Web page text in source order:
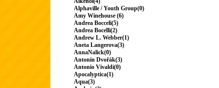
Alphaville / Youth Group(0)
Amy Winehouse (6)
Andrea Bocceli(5)
Andrea Bocelli(2)
Andrew L. Webber(1)
Aneta Langerova(3)
AnnaNalick(0)
Antonín Dvořák(3)
Antonio Vivaldi(0)
Apocalyptica(1)
Aqua(3)